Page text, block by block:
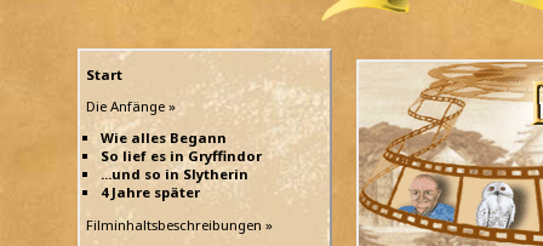
Start
Die Anfänge »
Wie alles Begann
So lief es in Gryffindor
...und so in Slytherin
4 Jahre später
Filminhaltsbeschreibungen »